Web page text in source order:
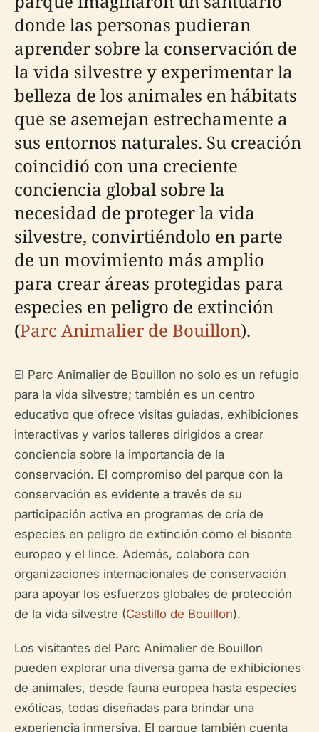
donde las personas pudieran
aprender sobre la conservación de
la vida silvestre y experimentar la
belleza de los animales en hábitats
que se asemejan estrechamente a
sus entornos naturales. Su creación
coincidió con una creciente
conciencia global sobre la
necesidad de proteger la vida
silvestre, convirtiéndolo en parte
de un movimiento más amplio
para crear áreas protegidas para
especies en peligro de extinción
(Parc Animalier de Bouillon).
El Parc Animalier de Bouillon no solo es un refugio
para la vida silvestre; también es un centro
educativo que ofrece visitas guiadas, exhibiciones
interactivas y varios talleres dirigidos a crear
conciencia sobre la importancia de la
conservación. El compromiso del parque con la
conservación es evidente a través de su
participación activa en programas de cría de
especies en peligro de extinción como el bisonte
europeo y el lince. Además, colabora con
organizaciones internacionales de conservación
para apoyar los esfuerzos globales de protección
de la vida silvestre (Castillo de Bouillon).
Los visitantes del Parc Animalier de Bouillon
pueden explorar una diversa gama de exhibiciones
de animales, desde fauna europea hasta especies
exóticas, todas diseñadas para brindar una
experiencia inmersiva. El parque también cuenta